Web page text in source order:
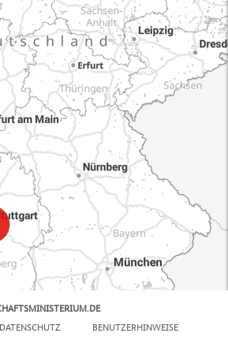
DATENSCHUTZ BENUTZERHINWEISE